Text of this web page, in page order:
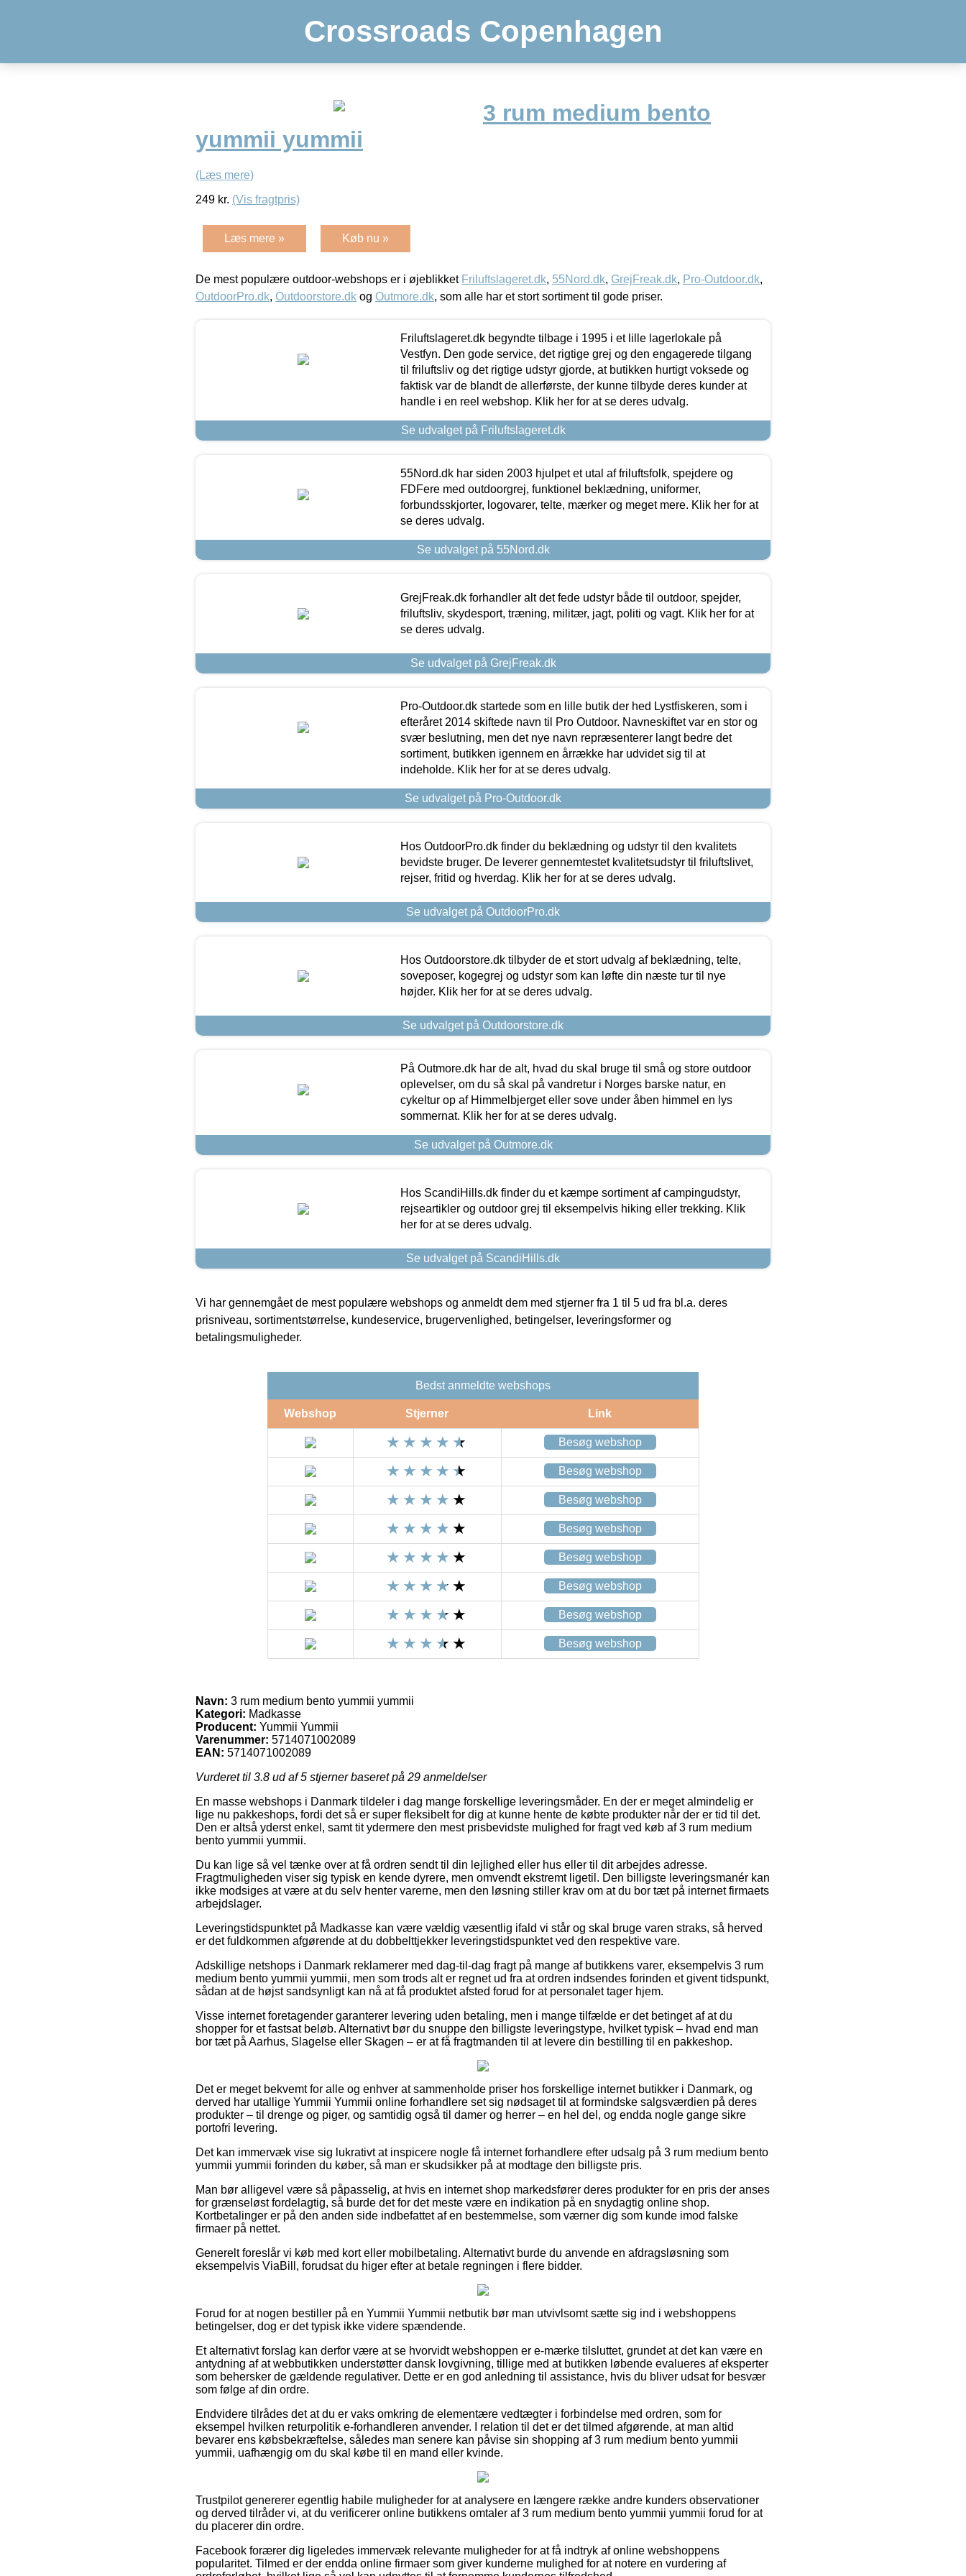
Crossroads Copenhagen
3 rum medium bento
yummii yummii
(Læs mere)
249 kr. (Vis fragtpris)
Læs mere » Køb nu »
De mest populære outdoor-webshops er i øjeblikket Friluftslageret.dk, 55Nord.dk, GrejFreak.dk, Pro-Outdoor.dk,
OutdoorPro.dk, Outdoorstore.dk og Outmore.dk, som alle har et stort sortiment til gode priser.
Friluftslageret.dk begyndte tilbage i 1995 i et lille lagerlokale på
Vestfyn. Den gode service, det rigtige grej og den engagerede tilgang
til friluftsliv og det rigtige udstyr gjorde, at butikken hurtigt voksede og
faktisk var de blandt de allerførste, der kunne tilbyde deres kunder at
handle i en reel webshop. Klik her for at se deres udvalg.
Se udvalget på Friluftslageret.dk
55Nord.dk har siden 2003 hjulpet et utal af friluftsfolk, spejdere og
FDFere med outdoorgrej, funktionel beklædning, uniformer,
forbundsskjorter, logovarer, telte, mærker og meget mere. Klik her for at
se deres udvalg.
Se udvalget på 55Nord.dk
GrejFreak.dk forhandler alt det fede udstyr både til outdoor, spejder,
friluftsliv, skydesport, træning, militær, jagt, politi og vagt. Klik her for at
se deres udvalg.
Se udvalget på GrejFreak.dk
Pro-Outdoor.dk startede som en lille butik der hed Lystfiskeren, som i
efteråret 2014 skiftede navn til Pro Outdoor. Navneskiftet var en stor og
svær beslutning, men det nye navn repræsenterer langt bedre det
sortiment, butikken igennem en årrække har udvidet sig til at
indeholde. Klik her for at se deres udvalg.
Se udvalget på Pro-Outdoor.dk
Hos OutdoorPro.dk finder du beklædning og udstyr til den kvalitets
bevidste bruger. De leverer gennemtestet kvalitetsudstyr til friluftslivet,
rejser, fritid og hverdag. Klik her for at se deres udvalg.
Se udvalget på OutdoorPro.dk
Hos Outdoorstore.dk tilbyder de et stort udvalg af beklædning, telte,
soveposer, kogegrej og udstyr som kan løfte din næste tur til nye
højder. Klik her for at se deres udvalg.
Se udvalget på Outdoorstore.dk
På Outmore.dk har de alt, hvad du skal bruge til små og store outdoor
oplevelser, om du så skal på vandretur i Norges barske natur, en
cykeltur op af Himmelbjerget eller sove under åben himmel en lys
sommernat. Klik her for at se deres udvalg.
Se udvalget på Outmore.dk
Hos ScandiHills.dk finder du et kæmpe sortiment af campingudstyr,
rejseartikler og outdoor grej til eksempelvis hiking eller trekking. Klik
her for at se deres udvalg.
Se udvalget på ScandiHills.dk
Vi har gennemgået de mest populære webshops og anmeldt dem med stjerner fra 1 til 5 ud fra bl.a. deres
prisniveau, sortimentstørrelse, kundeservice, brugervenlighed, betingelser, leveringsformer og
betalingsmuligheder.
Bedst anmeldte webshops
Webshop Stjerner Link
Besøg webshop
Besøg webshop
Besøg webshop
Besøg webshop
Besøg webshop
Besøg webshop
Besøg webshop
Besøg webshop
Navn: 3 rum medium bento yummii yummii
Kategori: Madkasse
Producent: Yummii Yummii
Varenummer: 5714071002089
EAN: 5714071002089
Vurderet til 3.8 ud af 5 stjerner baseret på 29 anmeldelser
En masse webshops i Danmark tildeler i dag mange forskellige leveringsmåder. En der er meget almindelig er
lige nu pakkeshops, fordi det så er super fleksibelt for dig at kunne hente de købte produkter når der er tid til det.
Den er altså yderst enkel, samt tit ydermere den mest prisbevidste mulighed for fragt ved køb af 3 rum medium
bento yummii yummii.
Du kan lige så vel tænke over at få ordren sendt til din lejlighed eller hus eller til dit arbejdes adresse.
Fragtmuligheden viser sig typisk en kende dyrere, men omvendt ekstremt ligetil. Den billigste leveringsmanér kan
ikke modsiges at være at du selv henter varerne, men den løsning stiller krav om at du bor tæt på internet firmaets
arbejdslager.
Leveringstidspunktet på Madkasse kan være vældig væsentlig ifald vi står og skal bruge varen straks, så herved
er det fuldkommen afgørende at du dobbelttjekker leveringstidspunktet ved den respektive vare.
Adskillige netshops i Danmark reklamerer med dag-til-dag fragt på mange af butikkens varer, eksempelvis 3 rum
medium bento yummii yummii, men som trods alt er regnet ud fra at ordren indsendes forinden et givent tidspunkt,
sådan at de højst sandsynligt kan nå at få produktet afsted forud for at personalet tager hjem.
Visse internet foretagender garanterer levering uden betaling, men i mange tilfælde er det betinget af at du
shopper for et fastsat beløb. Alternativt bør du snuppe den billigste leveringstype, hvilket typisk – hvad end man
bor tæt på Aarhus, Slagelse eller Skagen – er at få fragtmanden til at levere din bestilling til en pakkeshop.
Det er meget bekvemt for alle og enhver at sammenholde priser hos forskellige internet butikker i Danmark, og
derved har utallige Yummii Yummii online forhandlere set sig nødsaget til at formindske salgsværdien på deres
produkter – til drenge og piger, og samtidig også til damer og herrer – en hel del, og endda nogle gange sikre
portofri levering.
Det kan immervæk vise sig lukrativt at inspicere nogle få internet forhandlere efter udsalg på 3 rum medium bento
yummii yummii forinden du køber, så man er skudsikker på at modtage den billigste pris.
Man bør alligevel være så påpasselig, at hvis en internet shop markedsfører deres produkter for en pris der anses
for grænseløst fordelagtig, så burde det for det meste være en indikation på en snydagtig online shop.
Kortbetalinger er på den anden side indbefattet af en bestemmelse, som værner dig som kunde imod falske
firmaer på nettet.
Generelt foreslår vi køb med kort eller mobilbetaling. Alternativt burde du anvende en afdragsløsning som
eksempelvis ViaBill, forudsat du higer efter at betale regningen i flere bidder.
Forud for at nogen bestiller på en Yummii Yummii netbutik bør man utvivlsomt sætte sig ind i webshoppens
betingelser, dog er det typisk ikke videre spændende.
Et alternativt forslag kan derfor være at se hvorvidt webshoppen er e-mærke tilsluttet, grundet at det kan være en
antydning af at webbutikken understøtter dansk lovgivning, tillige med at butikken løbende evalueres af eksperter
som behersker de gældende regulativer. Dette er en god anledning til assistance, hvis du bliver udsat for besvær
som følge af din ordre.
Endvidere tilrådes det at du er vaks omkring de elementære vedtægter i forbindelse med ordren, som for
eksempel hvilken returpolitik e-forhandleren anvender. I relation til det er det tilmed afgørende, at man altid
bevarer ens købsbekræftelse, således man senere kan påvise sin shopping af 3 rum medium bento yummii
yummii, uafhængig om du skal købe til en mand eller kvinde.
Trustpilot genererer egentlig habile muligheder for at analysere en længere række andre kunders observationer
og derved tilråder vi, at du verificerer online butikkens omtaler af 3 rum medium bento yummii yummii forud for at
du placerer din ordre.
Facebook forærer dig ligeledes immervæk relevante muligheder for at få indtryk af online webshoppens
popularitet. Tilmed er der endda online firmaer som giver kunderne mulighed for at notere en vurdering af